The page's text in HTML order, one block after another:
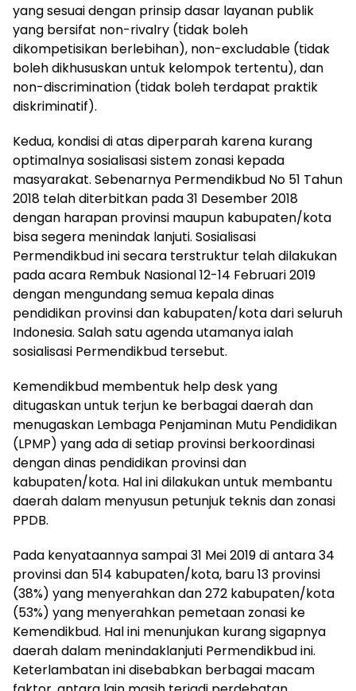
yang sesuai dengan prinsip dasar layanan publik
yang bersifat non-rivalry (tidak boleh
dikompetisikan berlebihan), non-excludable (tidak
boleh dikhususkan untuk kelompok tertentu), dan
non-discrimination (tidak boleh terdapat praktik
diskriminatif).
Kedua, kondisi di atas diperparah karena kurang
optimalnya sosialisasi sistem zonasi kepada
masyarakat. Sebenarnya Permendikbud No 51 Tahun
2018 telah diterbitkan pada 31 Desember 2018
dengan harapan provinsi maupun kabupaten/kota
bisa segera menindak lanjuti. Sosialisasi
Permendikbud ini secara terstruktur telah dilakukan
pada acara Rembuk Nasional 12-14 Februari 2019
dengan mengundang semua kepala dinas
pendidikan provinsi dan kabupaten/kota dari seluruh
Indonesia. Salah satu agenda utamanya ialah
sosialisasi Permendikbud tersebut.
Kemendikbud membentuk help desk yang
ditugaskan untuk terjun ke berbagai daerah dan
menugaskan Lembaga Penjaminan Mutu Pendidikan
(LPMP) yang ada di setiap provinsi berkoordinasi
dengan dinas pendidikan provinsi dan
kabupaten/kota. Hal ini dilakukan untuk membantu
daerah dalam menyusun petunjuk teknis dan zonasi
PPDB.
Pada kenyataannya sampai 31 Mei 2019 di antara 34
provinsi dan 514 kabupaten/kota, baru 13 provinsi
(38%) yang menyerahkan dan 272 kabupaten/kota
(53%) yang menyerahkan pemetaan zonasi ke
Kemendikbud. Hal ini menunjukan kurang sigapnya
daerah dalam menindaklanjuti Permendikbud ini.
Keterlambatan ini disebabkan berbagai macam